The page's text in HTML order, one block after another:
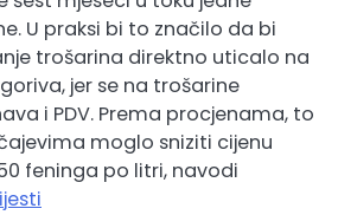
U praksi bi to značilo da bi
trošarina direktno uticalo na
jer se na trošarine
i PDV. Prema procjenama, to
moglo sniziti cijenu
feninga po litri, navodi